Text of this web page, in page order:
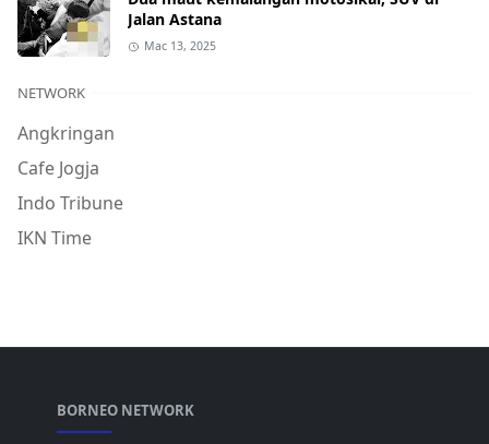
Jalan Astana
Mac 13, 2025
NETWORK
Angkringan
Cafe Jogja
Indo Tribune
IKN Time
BORNEO NETWORK